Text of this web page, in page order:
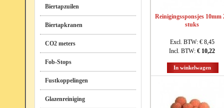
Biertapzuilen
Biertapkranen
CO2 meters
Fob-Stops
Fustkoppelingen
Glazenreiniging
Reinigingssponsjes 10mm
stuks
Excl. BTW: € 8,45
Incl. BTW: € 10,22
In winkelwagen